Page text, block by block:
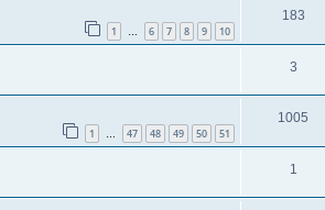
1 … 6 7 8 9 10
183
3
1 … 47 48 49 50 51
1005
1